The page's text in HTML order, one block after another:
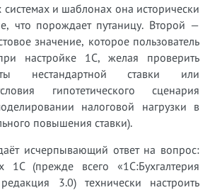
и шаблонах она исторически
что порождает путаницу. Второй —
значение, которое пользователь
настройке 1С, желая проверить
нестандартной ставки или
гипотетического сценария
налоговой нагрузки в
повышения ставки).
исчерпывающий ответ на вопрос:
1С (прежде всего «1С:Бухгалтерия
3.0) технически настроить